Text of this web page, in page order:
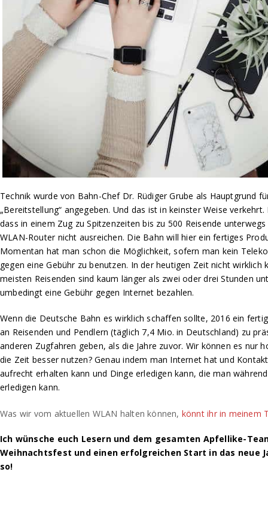
Technik wurde von Bahn-Chef Dr. Rüdiger Grube als Hauptgrund
„Bereitstellung“ angegeben. Und das ist in keinster Weise
dass in einem Zug zu Spitzenzeiten bis zu 500 Reisende
WLAN-Router nicht ausreichen. Die Bahn will hier ein fertiges
Momentan hat man schon die Möglichkeit, sofern man kein
gegen eine Gebühr zu benutzen. In der heutigen Zeit nicht wirklich
meisten Reisenden sind kaum länger als zwei oder drei Stunden
umbedingt eine Gebühr gegen Internet bezahlen.
Wenn die Deutsche Bahn es wirklich schaffen sollte, 2016 ein
an Reisenden und Pendlern (täglich 7,4 Mio. in Deutschland) zu
anderen Zugfahren geben, als die Jahre zuvor. Wir können es nur
die Zeit besser nutzen? Genau indem man Internet hat und
aufrecht erhalten kann und Dinge erledigen kann, die man
erledigen kann.
Was wir vom aktuellen WLAN halten können, könnt ihr in meinem
Ich wünsche euch Lesern und dem gesamten Apfellike-
Weihnachtsfest und einen erfolgreichen Start in das neue
so!